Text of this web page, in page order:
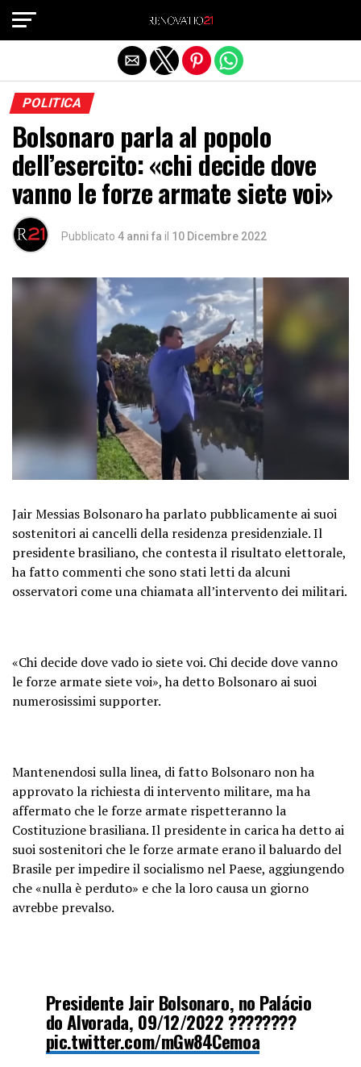
POLITICA
Bolsonaro parla al popolo
dell’esercito: «chi decide dove
vanno le forze armate siete voi»
Pubblicato 4 anni fa il 10 Dicembre 2022
Jair Messias Bolsonaro ha parlato pubblicamente ai suoi
sostenitori ai cancelli della residenza presidenziale. Il
presidente brasiliano, che contesta il risultato elettorale,
ha fatto commenti che sono stati letti da alcuni
osservatori come una chiamata all’intervento dei militari.
«Chi decide dove vado io siete voi. Chi decide dove vanno
le forze armate siete voi», ha detto Bolsonaro ai suoi
numerosissimi supporter.
Mantenendosi sulla linea, di fatto Bolsonaro non ha
approvato la richiesta di intervento militare, ma ha
affermato che le forze armate rispetteranno la
Costituzione brasiliana. Il presidente in carica ha detto ai
suoi sostenitori che le forze armate erano il baluardo del
Brasile per impedire il socialismo nel Paese, aggiungendo
che «nulla è perduto» e che la loro causa un giorno
avrebbe prevalso.
Presidente Jair Bolsonaro, no Palácio
do Alvorada, 09/12/2022 ????????
pic.twitter.com/mGw84Cemoa
Exit mobile version